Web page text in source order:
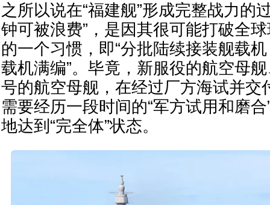
之所以说在“福建舰”形成完整战力的
钟可被浪费”，是因其很可能打破全
的一个习惯，即“分批陆续接装舰载
载机满编”。毕竟，新服役的航空母
号的航空母舰，在经过厂方海试并交
需要经历一段时间的“军方试用和磨
地达到“完全体”状态。